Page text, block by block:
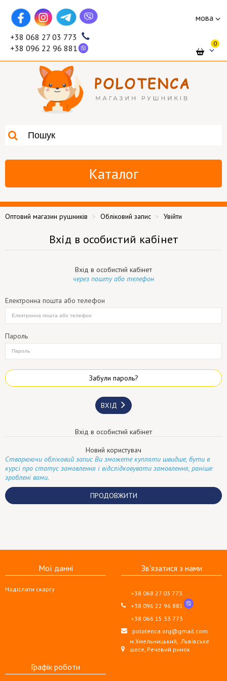
мова
+38 068 27 03 773
+38 096 22 96 881
0
Каталог
Оптовий магазин рушників Обліковий запис Увійти
Вхід в особистий кабінет
Вхід в особистий кабінет
через пошту або телефон
Електронна пошта або телефон
Пароль
Забули пароль?
ВХІД
Вхід в особистий кабінет
Новий користувач
Створюючи обліковий запис Ви зможете купляти швидше, бути в
курсі про статус замовлення і відслідковувати замовлення, раніше
зроблені вами.
ПРОДОВЖИТИ
Мої данні
Надіслати скаргу
Зв'язатися з нами
+38 068 27 03 773
+38 096 22 96 881
+38 066 15 33 773
polotenca.org@gmail.com
м.Хмельницький,
Львівське
шосе, Речовий ринок
Графік роботи